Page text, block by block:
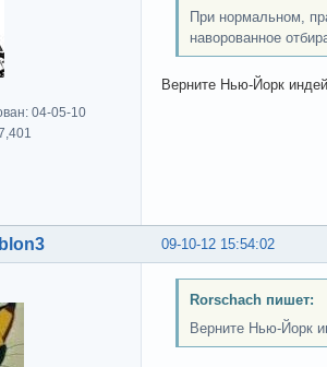
04-05-10
При нормальном,
наворованное
Верните Нью-Йорк
09-10-12 15:54:02
Rorschach пишет:
Верните Нью-Йорк